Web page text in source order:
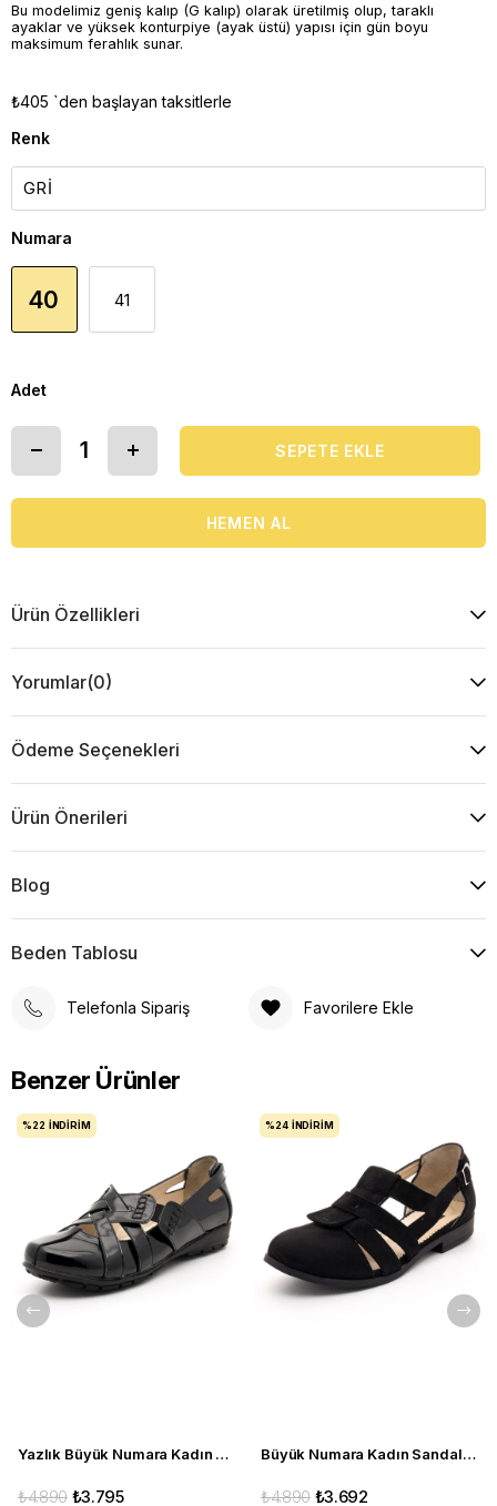
Bu modelimiz geniş kalıp (G kalıp) olarak üretilmiş olup, taraklı
ayaklar ve yüksek konturpiye (ayak üstü) yapısı için gün boyu
maksimum ferahlık sunar.
₺405 `den başlayan taksitlerle
Renk
Numara
40 41
Adet
Ürün Özellikleri
Yorumlar(0)
Ödeme Seçenekleri
Ürün Önerileri
Blog
Beden Tablosu
Telefonla Sipariş Favorilere Ekle
Benzer Ürünler
Yazlık Büyük Numara Kadın Babet C1347 siyah
₺3.795
₺4.890
%22 İNDIRIM
Büyük Numara Kadın Sandalet Babet Ayakkabı 6259 siyah
₺3.692
₺4.890
%24 İNDIRIM